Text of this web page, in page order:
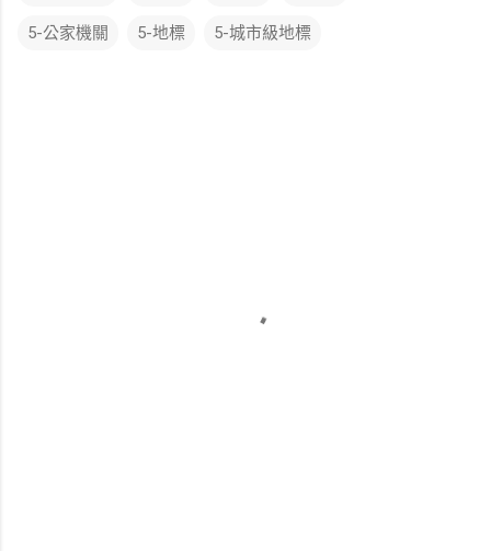
5-公家機關 5-地標 5-城市級地標